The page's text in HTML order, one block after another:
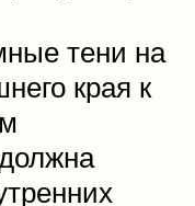
тени на
края к